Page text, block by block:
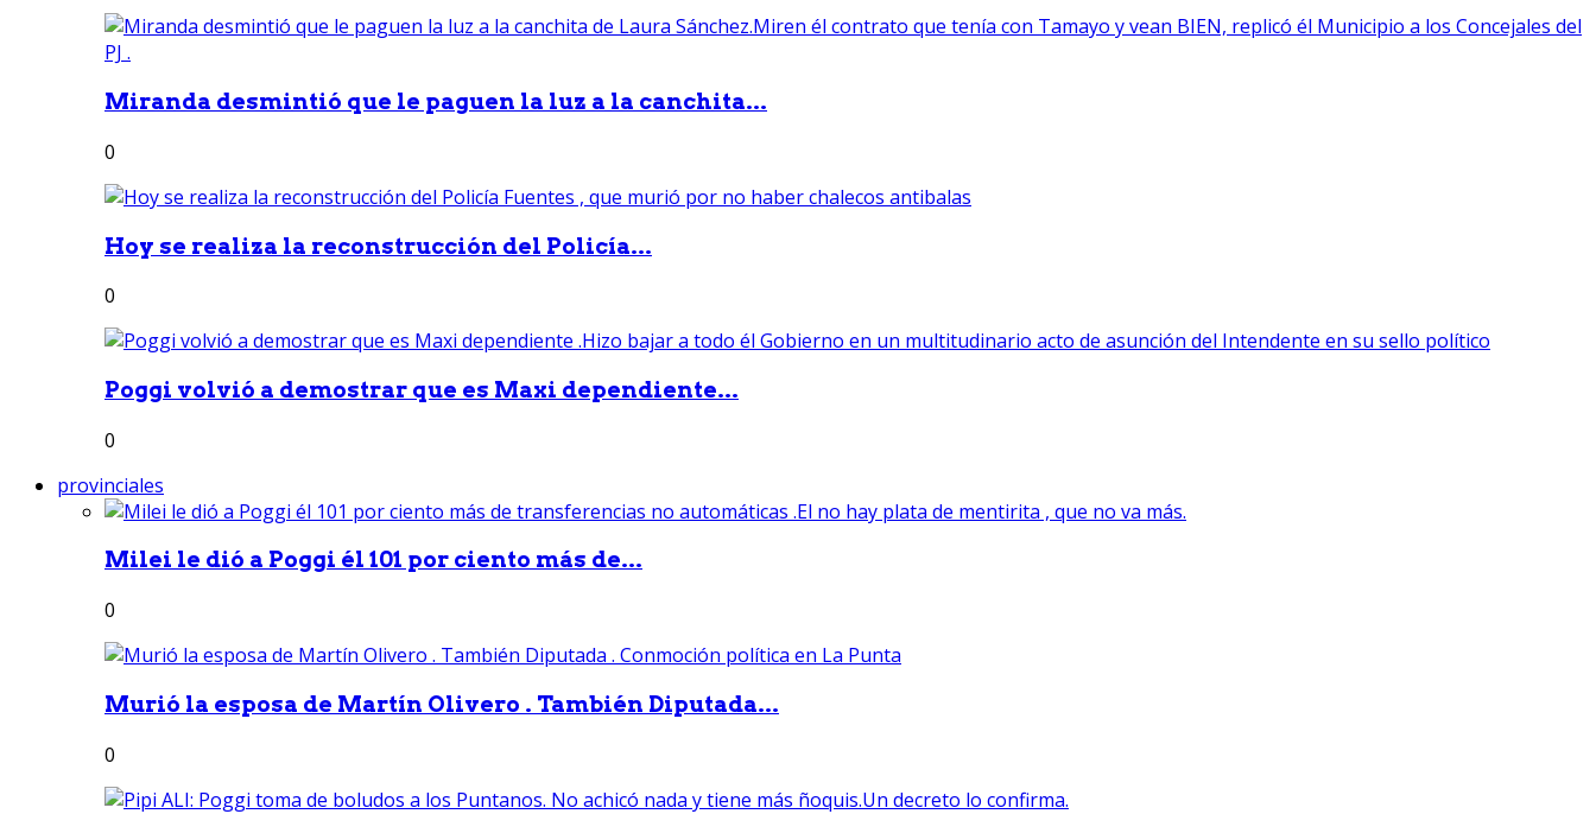
Miranda desmintió que le paguen la luz a la canchita...
0
Hoy se realiza la reconstrucción del Policía...
0
Poggi volvió a demostrar que es Maxi dependiente...
0
provinciales
Milei le dió a Poggi él 101 por ciento más de...
0
Murió la esposa de Martín Olivero . También Diputada...
0